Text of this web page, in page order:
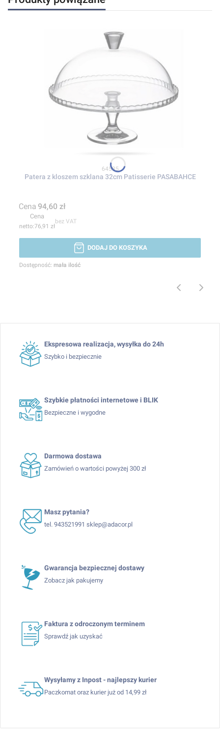
Kod produktu
64585
Patera z kloszem szklana 32cm Patisserie PASABAHCE
Cena 94,60 zł
Cena
76,91 zł
bez VAT
DODAJ DO KOSZYKA
Dostępność: mała ilość
Ekspresowa realizacja, wysyłka do 24h
Szybko i bezpiecznie
Szybkie płatności internetowe i BLIK
Bezpieczne i wygodne
Darmowa dostawa
Zamówień o wartości powyżej 300 zł
Masz pytania?
tel. 943521991 sklep@adacor.pl
Gwarancja bezpiecznej dostawy
Zobacz jak pakujemy
Faktura z odroczonym terminem
Sprawdź jak uzyskać
Wysyłamy z Inpost - najlepszy kurier
Paczkomat oraz kurier już od 14,99 zł